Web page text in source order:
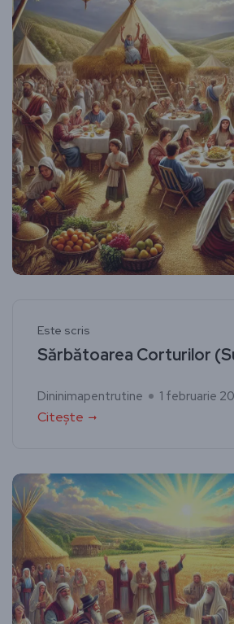
Este scris
Sărbătoarea Corturilor
Dininimapentrutine 1 februarie
Citește